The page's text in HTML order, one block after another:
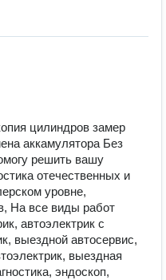
цилиндров замер
аккамулятора Без
решить вашу
отечественных и
уровне,
На все виды работ
автоэлектрик с
выездной автосервис,
выездная
эндоскоп,